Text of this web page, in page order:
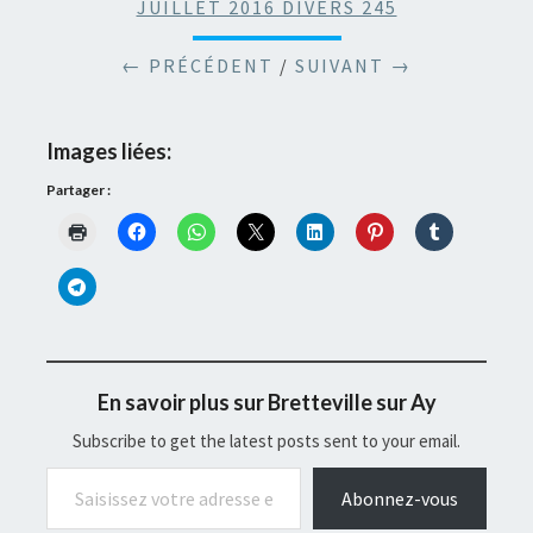
JUILLET 2016 DIVERS 245
← PRÉCÉDENT / SUIVANT →
Images liées:
Partager :
En savoir plus sur Bretteville sur Ay
Subscribe to get the latest posts sent to your email.
Saisissez votre adresse e-mail…
Abonnez-vous